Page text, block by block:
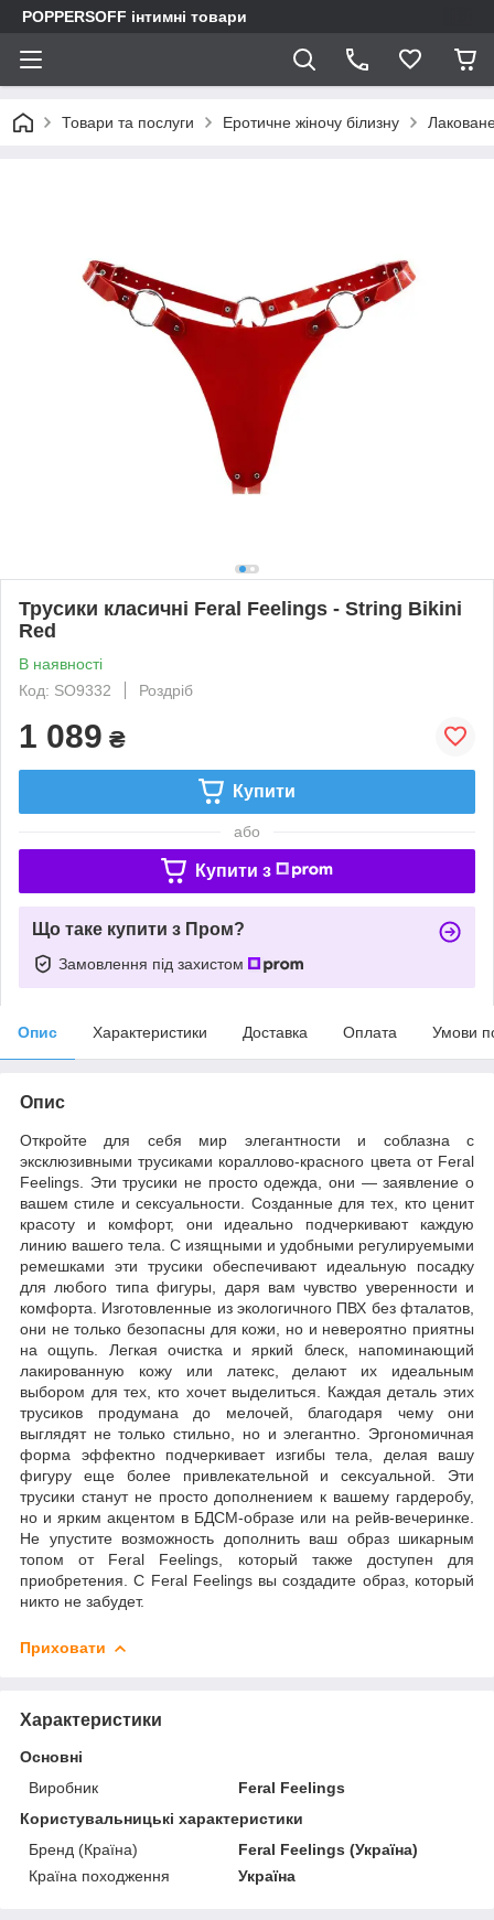
POPPERSOFF інтимні товари
Товари та послуги Еротичне жіночу білизну
Трусики класичні Feral Feelings - String Bikini
Red
В наявності
Код: SO9332
Роздріб
1 089 ₴
Купити
або
Купити з
Що таке купити з Пром?
Замовлення під захистом
Опис Характеристики Доставка Оплата Умови
Опис
Откройте для себя мир элегантности и соблазна с
эксклюзивными трусиками кораллово-красного цвета от Feral
Feelings. Эти трусики не просто одежда, они — заявление о
вашем стиле и сексуальности. Созданные для тех, кто ценит
красоту и комфорт, они идеально подчеркивают каждую
линию вашего тела. С изящными и удобными регулируемыми
ремешками эти трусики обеспечивают идеальную посадку
для любого типа фигуры, даря вам чувство уверенности и
комфорта. Изготовленные из экологичного ПВХ без фталатов,
они не только безопасны для кожи, но и невероятно приятны
на ощупь. Легкая очистка и яркий блеск, напоминающий
лакированную кожу или латекс, делают их идеальным
выбором для тех, кто хочет выделиться. Каждая деталь этих
трусиков продумана до мелочей, благодаря чему они
выглядят не только стильно, но и элегантно. Эргономичная
форма эффектно подчеркивает изгибы тела, делая вашу
фигуру еще более привлекательной и сексуальной. Эти
трусики станут не просто дополнением к вашему гардеробу,
но и ярким акцентом в БДСМ-образе или на рейв-вечеринке.
Не упустите возможность дополнить ваш образ шикарным
топом от Feral Feelings, который также доступен для
приобретения. С Feral Feelings вы создадите образ, который
никто не забудет.
Приховати
Характеристики
Основні
Виробник
Feral Feelings
Користувальницькі характеристики
Бренд (Країна)
Feral Feelings (Україна)
Країна походження
Україна